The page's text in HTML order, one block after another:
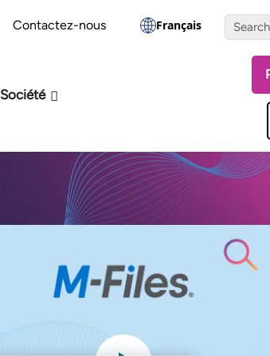
Contactez-nous Français
Société
Passez le test d'évaluation